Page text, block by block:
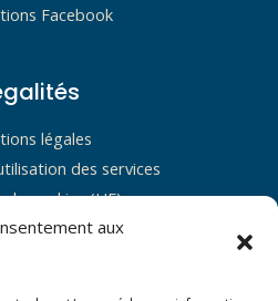
aux
Facebook
légales
des services
de cookies (UE)
en contact !